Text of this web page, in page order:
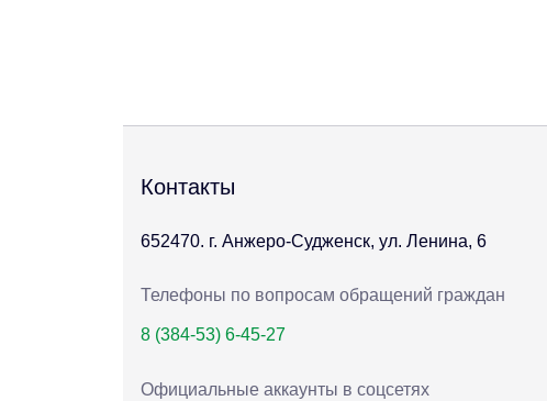
Контакты
652470. г. Анжеро-Судженск, ул. Ленина, 6
Телефоны по вопросам обращений граждан
8 (384-53) 6-45-27
Официальные аккаунты в соцсетях